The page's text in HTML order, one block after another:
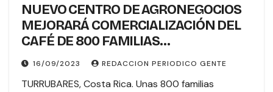
NUEVO CENTRO DE AGRONEGOCIOS
MEJORARÁ COMERCIALIZACIÓN DEL
CAFÉ DE 800 FAMILIAS
PRODUCTORAS EN TURRUBARES
16/09/2023 REDACCION PERIODICO GENTE
TURRUBARES, Costa Rica. Unas 800 familias